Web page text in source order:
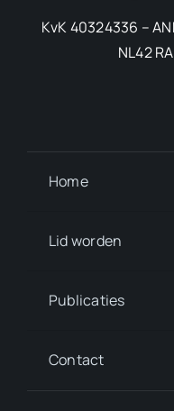
KvK 40324336 –
NL42
Home
Lid worden
Publicaties
Contact